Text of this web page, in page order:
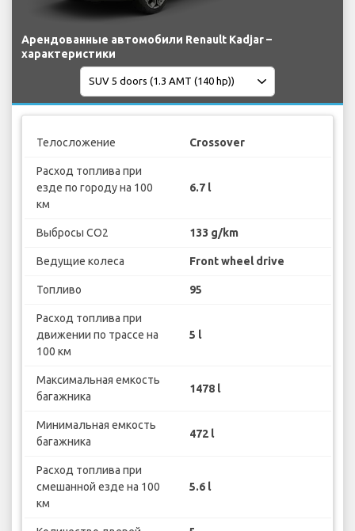
Арендованные автомобили Renault Kadjar –
характеристики
Телосложение Crossover
Расход топлива при
езде по городу на 100
км
6.7 l
Выбросы CO2 133 g/km
Ведущие колеса Front wheel drive
Топливо 95
Расход топлива при
движении по трассе на
100 км
5 l
Максимальная емкость
багажника
1478 l
Минимальная емкость
багажника
472 l
Расход топлива при
смешанной езде на 100
км
5.6 l